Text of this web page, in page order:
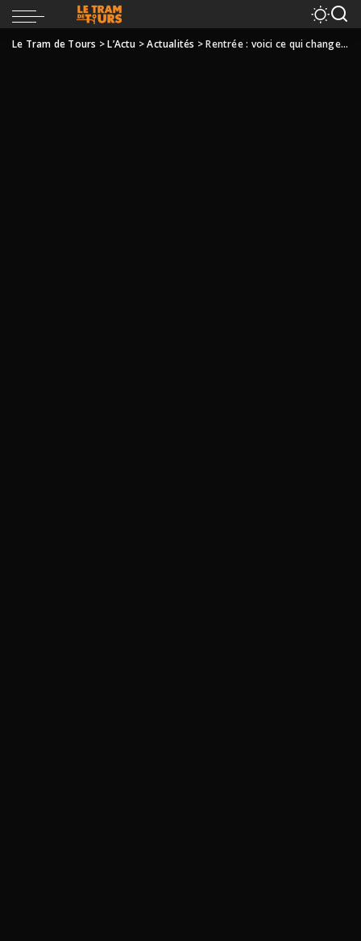
Le Tram de Tours >L’Actu >Actualités >Rentrée : voici ce qui change pour vos déplacements dans la métropole de Tours